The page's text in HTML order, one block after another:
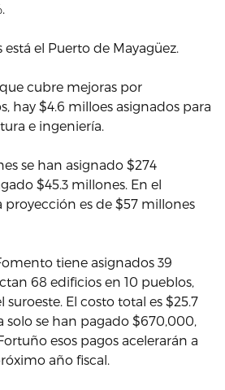
el Puerto de Mayagüez.
cubre mejoras por
hay $4.6 milloes asignados para
e ingeniería.
se han asignado $274
$45.3 millones. En el
proyección es de $57 millones
tiene asignados 39
68 edificios en 10 pueblos,
El costo total es $25.7
solo se han pagado $670,000,
esos pagos acelerarán a
año fiscal.